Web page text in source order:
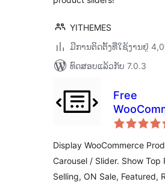
YITHEMES
ມີການຕິດຕັ້ງທີ່ໃຊ້ງານຢູ່
ທົດສອບແລ້ວກັບ 7.0.3
Free
Products
Display WooCommerce
Carousel / Slider. Show Top
Selling, ON Sale, Featured,